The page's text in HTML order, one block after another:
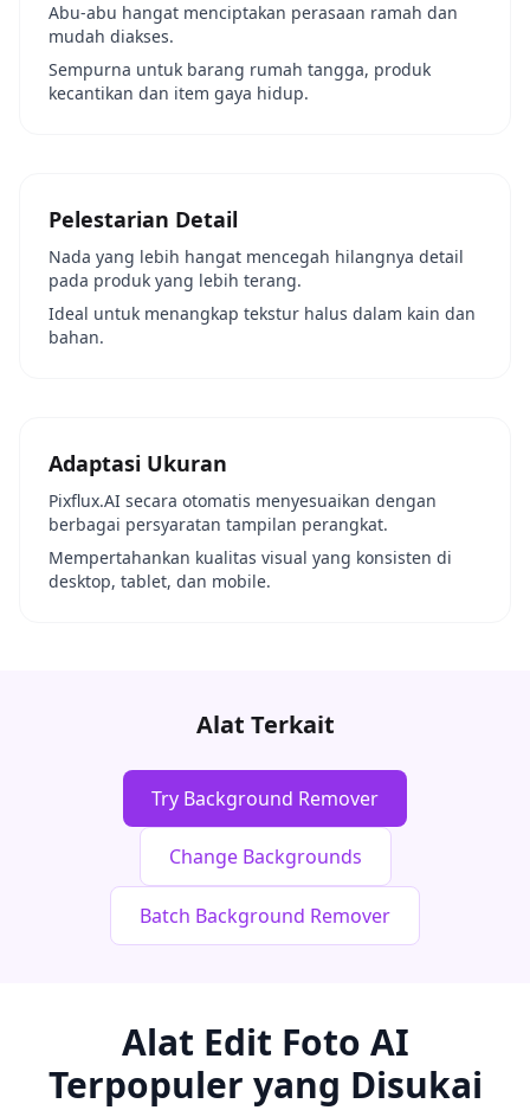
Abu-abu hangat menciptakan perasaan ramah dan
mudah diakses.
Sempurna untuk barang rumah tangga, produk
kecantikan dan item gaya hidup.
Pelestarian Detail
Nada yang lebih hangat mencegah hilangnya detail
pada produk yang lebih terang.
Ideal untuk menangkap tekstur halus dalam kain dan
bahan.
Adaptasi Ukuran
Pixflux.AI secara otomatis menyesuaikan dengan
berbagai persyaratan tampilan perangkat.
Mempertahankan kualitas visual yang konsisten di
desktop, tablet, dan mobile.
Alat Terkait
Try Background Remover
Change Backgrounds
Batch Background Remover
Alat Edit Foto AI
Terpopuler yang Disukai